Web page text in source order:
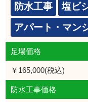
防水工事 塩ビ
アパート・マン
足場価格
￥165,000(税込)
防水工事価格